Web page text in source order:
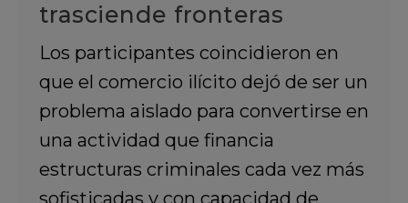
trasciende fronteras
Los participantes coincidieron en
que el comercio ilícito dejó de ser un
problema aislado para convertirse en
una actividad que financia
estructuras criminales cada vez más
sofisticadas y con capacidad de